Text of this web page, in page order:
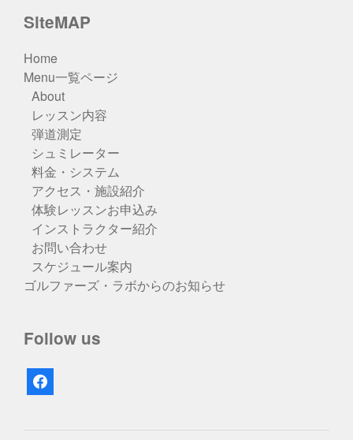
SiteMAP
Home
Menu一覧ページ
About
レッスン内容
弾道測定
シュミレーター
料金・システム
アクセス・施設紹介
体験レッスンお申込み
インストラクター紹介
お問い合わせ
スケジュール案内
ゴルファーズ・ラボからのお知らせ
Follow us
facebook